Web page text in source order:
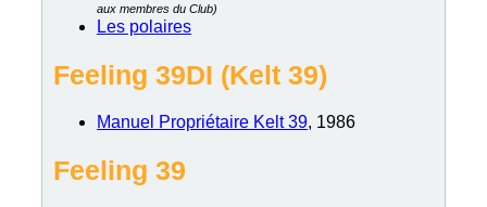
aux membres du Club)
Les polaires
Feeling 39DI (Kelt 39)
Manuel Propriétaire Kelt 39, 1986
Feeling 39